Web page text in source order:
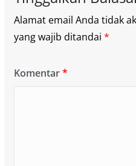
Alamat email Anda tidak
yang wajib ditandai *
Komentar*